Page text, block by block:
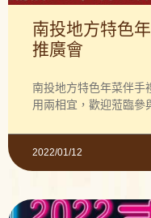
南投地方特色
推廣會
南投地方特色年菜伴手
用兩相宜，歡迎蒞臨參
2022/01/12